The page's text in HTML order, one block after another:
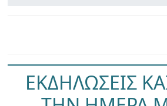
ΕΚΔΗΛΩΣΕΙΣ